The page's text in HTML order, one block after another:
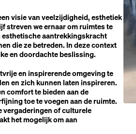
visie van veelzijdigheid, esthetiek
streven we ernaar om ruimtes te
esthetische aantrekkingskracht
die ze betreden. In deze context
en doordachte beslissing.
en inspirerende omgeving te
en zich kunnen laten inspireren.
comfort te bieden aan de
toe te voegen aan de ruimte.
vergaderingen of culturele
het mogelijk om aan